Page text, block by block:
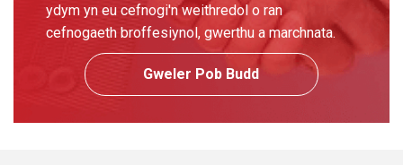
ydym yn eu cefnogi'n weithredol o ran
cefnogaeth broffesiynol, gwerthu a marchnata.
Gweler Pob Budd